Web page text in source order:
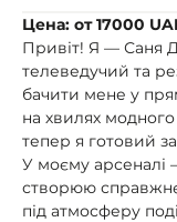
Цена: от 17000
Привіт! Я — Саня
телеведучий та
бачити мене у
на хвилях модного
тепер я готовий
У моєму арсеналі
створюю
під атмосферу